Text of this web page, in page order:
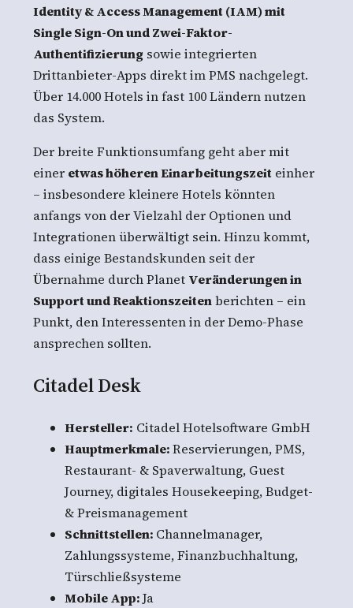
Identity & Access Management (IAM) mit
Single Sign-On und Zwei-Faktor-
Authentifizierung sowie integrierten
Drittanbieter-Apps direkt im PMS nachgelegt.
Über 14.000 Hotels in fast 100 Ländern nutzen
das System.
Der breite Funktionsumfang geht aber mit
einer etwas höheren Einarbeitungszeit einher
– insbesondere kleinere Hotels könnten
anfangs von der Vielzahl der Optionen und
Integrationen überwältigt sein. Hinzu kommt,
dass einige Bestandskunden seit der
Übernahme durch Planet Veränderungen in
Support und Reaktionszeitenberichten – ein
Punkt, den Interessenten in der Demo-Phase
ansprechen sollten.
Citadel Desk
Hersteller: Citadel Hotelsoftware GmbH
Hauptmerkmale:Reservierungen, PMS,
Restaurant- & Spaverwaltung, Guest
Journey, digitales Housekeeping, Budget-
& Preismanagement
Schnittstellen: Channelmanager,
Zahlungssysteme, Finanzbuchhaltung,
Türschließsysteme
Mobile App:Ja